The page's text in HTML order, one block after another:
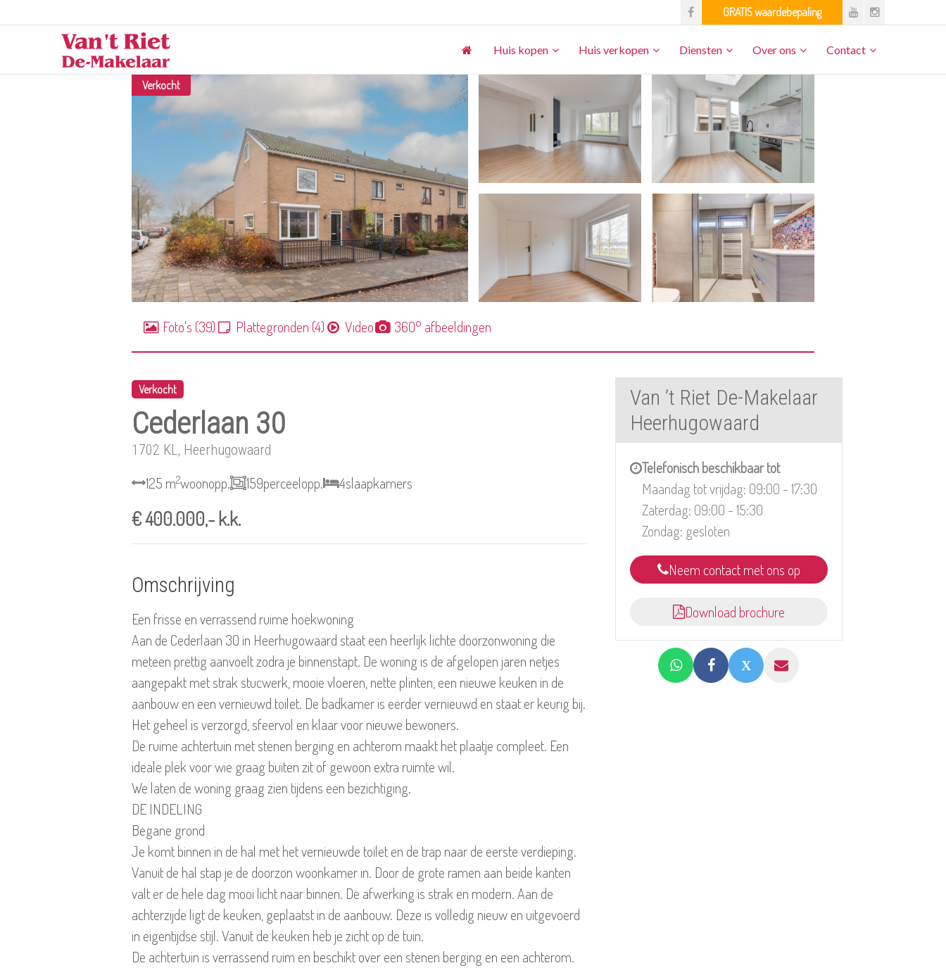
Huis kopen Huis verkopen Diensten Over ons Contact
Verkocht
Foto's (39) Plattegronden (4) Video 360° afbeeldingen
Verkocht
Cederlaan 30
1702 KL, Heerhugowaard
125 m2woonopp. 159perceelopp. 4slaapkamers
€ 400.000,- k.k.
Omschrijving
Een frisse en verrassend ruime hoekwoning
Aan de Cederlaan 30 in Heerhugowaard staat een heerlijk lichte doorzonwoning die
meteen prettig aanvoelt zodra je binnenstapt. De woning is de afgelopen jaren netjes
aangepakt met strak stucwerk, mooie vloeren, nette plinten, een nieuwe keuken in de
aanbouw en een vernieuwd toilet. De badkamer is eerder vernieuwd en staat er keurig bij.
Het geheel is verzorgd, sfeervol en klaar voor nieuwe bewoners.
De ruime achtertuin met stenen berging en achterom maakt het plaatje compleet. Een
ideale plek voor wie graag buiten zit of gewoon extra ruimte wil.
We laten de woning graag zien tijdens een bezichtiging.
DE INDELING
Begane grond
Je komt binnen in de hal met het vernieuwde toilet en de trap naar de eerste verdieping.
Vanuit de hal stap je de doorzon woonkamer in. Door de grote ramen aan beide kanten
valt er de hele dag mooi licht naar binnen. De afwerking is strak en modern. Aan de
achterzijde ligt de keuken, geplaatst in de aanbouw. Deze is volledig nieuw en uitgevoerd
in eigentijdse stijl. Vanuit de keuken heb je zicht op de tuin.
De achtertuin is verrassend ruim en beschikt over een stenen berging en een achterom.
Van ’t Riet De-Makelaar
Heerhugowaard
Telefonisch beschikbaar tot
Maandag tot vrijdag: 09:00 - 17:30
Zaterdag: 09:00 - 15:30
Zondag: gesloten
Neem contact met ons op
Download brochure